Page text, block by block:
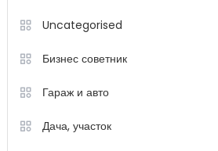
Uncategorised
Бизнес советник
Гараж и авто
Дача, участок